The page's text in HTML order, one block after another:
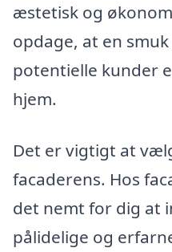
æstetisk og
opdage, at en
potentielle kunder
hjem.
Det er vigtigt at
facaderens. Hos
det nemt for dig at
pålidelige og